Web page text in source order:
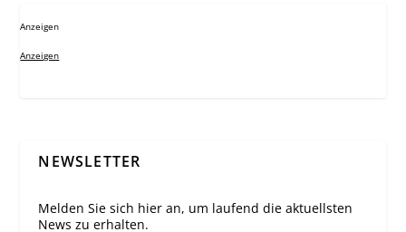
Anzeigen
Anzeigen
NEWSLETTER
Melden Sie sich hier an, um laufend die aktuellsten
News zu erhalten.